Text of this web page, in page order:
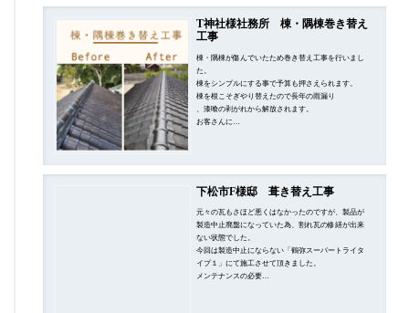
T神社様社務所 棟・隅棟巻き替え
工事
棟・隅棟が傷んでいたため巻き替え工事を行いまし
た。
棟をシンプルにする事で予算も押さえられます。
棟を根こそぎやり替えたので長年の雨漏り
、漆喰の剥がれから解放されます。
お客さんに…
下松市F様邸 葺き替え工事
元々の瓦もさほど悪くはなかったのですが、製品が
製造中止廃盤になっていた為、割れ瓦の修繕が出来
ない状態でした。
今回は製造中止にならない「鶴弥スーパートライタ
イプ１」にて施工させて頂きました。
メンテナンスの必要…